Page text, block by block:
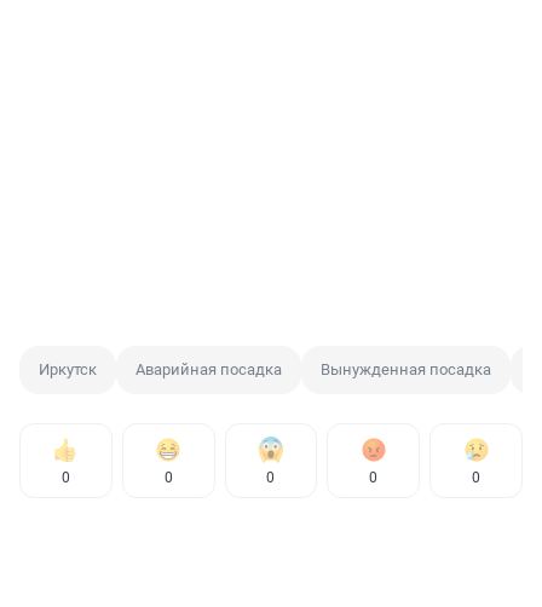
Иркутск Аварийная посадка Вынужденная посадка
0 0 0 0 0